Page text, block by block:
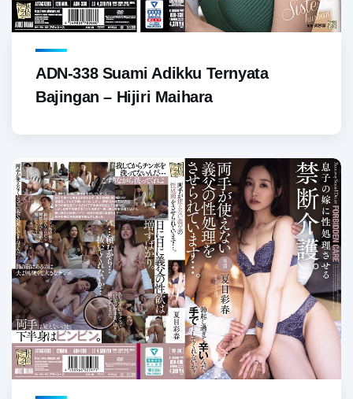
ADN-338 Suami Adikku Ternyata
Bajingan – Hijiri Maihara